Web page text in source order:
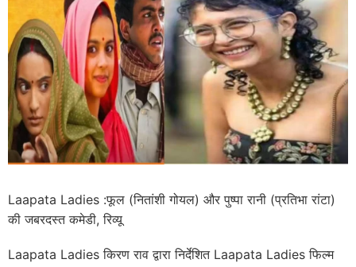
Laapata Ladies :फूल (नितांशी गोयल) और पुष्पा रानी (प्रतिभा रांटा)
की जबरदस्त कमेडी, रिव्यू
Laapata Ladies किरण राव द्वारा निर्देशित Laapata Ladies फिल्म